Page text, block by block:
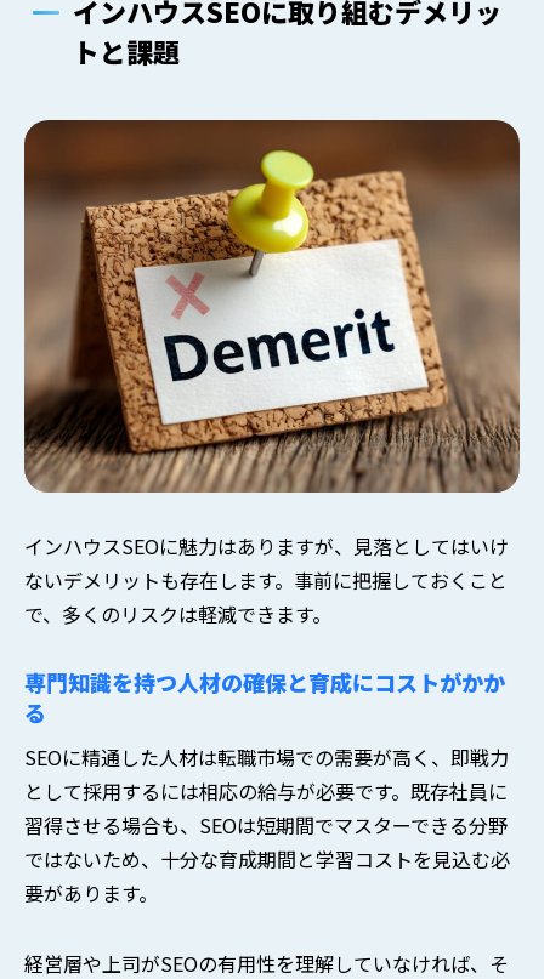
インハウスSEOに取り組むデメリッ
トと課題
インハウスSEOに魅力はありますが、見落としてはいけ
ないデメリットも存在します。事前に把握しておくこと
で、多くのリスクは軽減できます。
専門知識を持つ人材の確保と育成にコストがかか
る
SEOに精通した人材は転職市場での需要が高く、即戦力
として採用するには相応の給与が必要です。既存社員に
習得させる場合も、SEOは短期間でマスターできる分野
ではないため、十分な育成期間と学習コストを見込む必
要があります。
経営層や上司がSEOの有用性を理解していなければ、そ